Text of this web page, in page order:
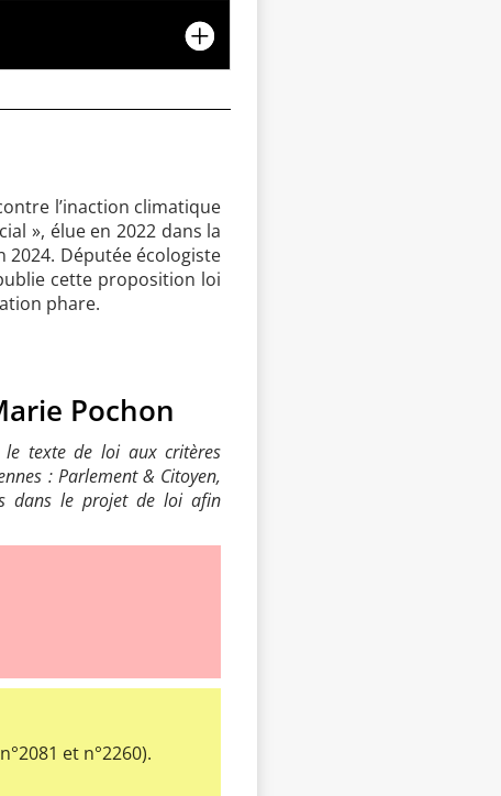
l’inaction climatique
», élue en 2022 dans la
Députée écologiste
cette proposition loi
phare.
Pochon
le texte de loi aux critères
: Parlement & Citoyen,
dans le projet de loi afin
et n°2260).